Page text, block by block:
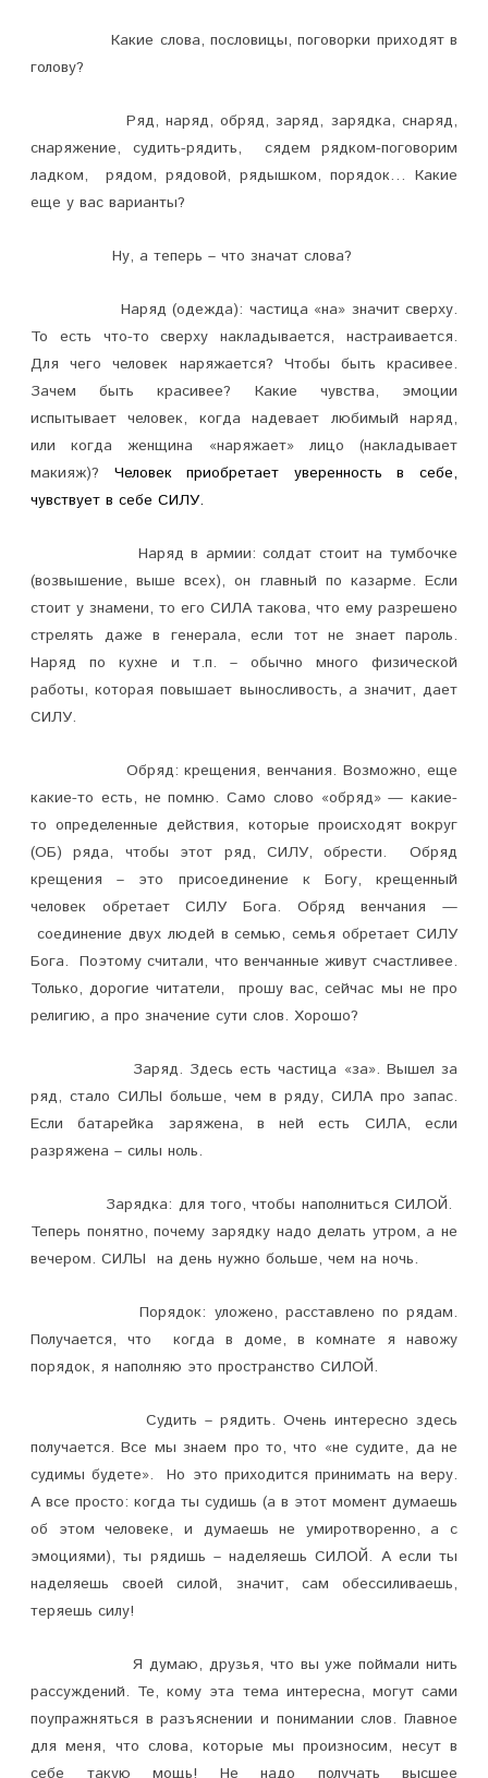
Р
Д
т
И
А
Какие слова, пословицы, поговорки приходят в
голову?
Ряд, наряд, обряд, заряд, зарядка, снаряд,
снаряжение, судить-рядить, сядем рядком-поговорим
ладком, рядом, рядовой, рядышком, порядок… Какие
еще у вас варианты?
Ну, а теперь – что значат слова?
Наряд (одежда): частица «на» значит сверху.
То есть что-то сверху накладывается, настраивается.
Для чего человек наряжается? Чтобы быть красивее.
Зачем быть красивее? Какие чувства, эмоции
испытывает человек, когда надевает любимый наряд,
или когда женщина «наряжает» лицо (накладывает
макияж)? Человек приобретает уверенность в себе,
чувствует в себе СИЛУ.
Наряд в армии: солдат стоит на тумбочке
(возвышение, выше всех), он главный по казарме. Если
стоит у знамени, то его СИЛА такова, что ему разрешено
стрелять даже в генерала, если тот не знает пароль.
Наряд по кухне и т.п. – обычно много физической
работы, которая повышает выносливость, а значит, дает
СИЛУ.
Обряд: крещения, венчания. Возможно, еще
какие-то есть, не помню. Само слово «обряд» — какие-
то определенные действия, которые происходят вокруг
(ОБ) ряда, чтобы этот ряд, СИЛУ, обрести. Обряд
крещения – это присоединение к Богу, крещенный
человек обретает СИЛУ Бога. Обряд венчания —
соединение двух людей в семью, семья обретает СИЛУ
Бога. Поэтому считали, что венчанные живут счастливее.
Только, дорогие читатели, прошу вас, сейчас мы не про
религию, а про значение сути слов. Хорошо?
Заряд. Здесь есть частица «за». Вышел за
ряд, стало СИЛЫ больше, чем в ряду, СИЛА про запас.
Если батарейка заряжена, в ней есть СИЛА, если
разряжена – силы ноль.
Зарядка: для того, чтобы наполниться СИЛОЙ.
Теперь понятно, почему зарядку надо делать утром, а не
вечером. СИЛЫ на день нужно больше, чем на ночь.
Порядок: уложено, расставлено по рядам.
Получается, что когда в доме, в комнате я навожу
порядок, я наполняю это пространство СИЛОЙ.
Судить – рядить. Очень интересно здесь
получается. Все мы знаем про то, что «не судите, да не
судимы будете». Но это приходится принимать на веру.
А все просто: когда ты судишь (а в этот момент думаешь
об этом человеке, и думаешь не умиротворенно, а с
эмоциями), ты рядишь – наделяешь СИЛОЙ. А если ты
наделяешь своей силой, значит, сам обессиливаешь,
теряешь силу!
Я думаю, друзья, что вы уже поймали нить
рассуждений. Те, кому эта тема интересна, могут сами
поупражняться в разъяснении и понимании слов. Главное
для меня, что слова, которые мы произносим, несут в